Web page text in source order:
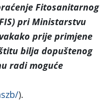
Fitosanitarnog
pri Ministarstvu
prije primjene
bilja dopuštenog
radi moguće
).